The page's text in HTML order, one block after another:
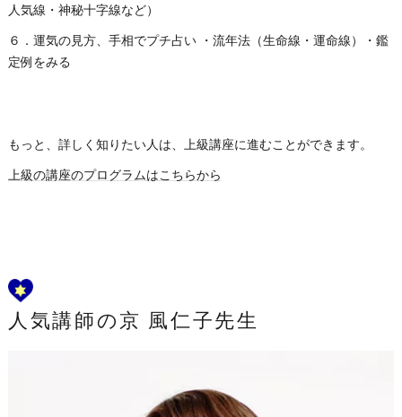
人気線・神秘十字線など）
６．運気の見方、手相でプチ占い ・流年法（生命線・運命線）・鑑
定例をみる
もっと、詳しく知りたい人は、上級講座に進むことができます。
上級の講座のプログラムはこちらから
人気講師の京 風仁子先生